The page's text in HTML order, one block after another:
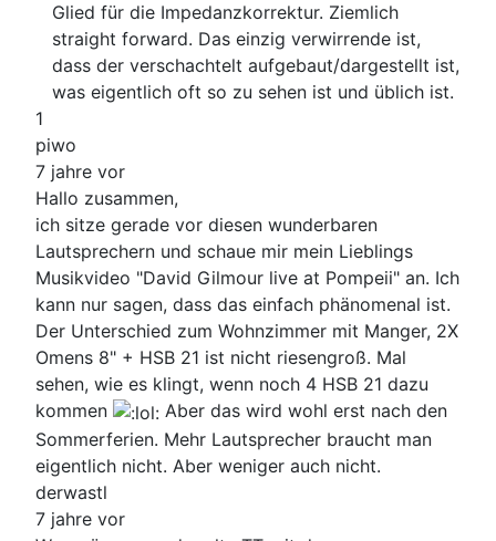
Glied für die Impedanzkorrektur. Ziemlich
straight forward. Das einzig verwirrende ist,
dass der verschachtelt aufgebaut/dargestellt ist,
was eigentlich oft so zu sehen ist und üblich ist.
1
piwo
7 jahre vor
Hallo zusammen,
ich sitze gerade vor diesen wunderbaren
Lautsprechern und schaue mir mein Lieblings
Musikvideo "David Gilmour live at Pompeii" an. Ich
kann nur sagen, dass das einfach phänomenal ist.
Der Unterschied zum Wohnzimmer mit Manger, 2X
Omens 8" + HSB 21 ist nicht riesengroß. Mal
sehen, wie es klingt, wenn noch 4 HSB 21 dazu
kommen
Aber das wird wohl erst nach den
Sommerferien. Mehr Lautsprecher braucht man
eigentlich nicht. Aber weniger auch nicht.
derwastl
7 jahre vor